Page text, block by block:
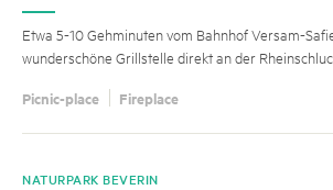
Etwa 5-10 Gehminuten vom Bahnhof Versam-
wunderschöne Grillstelle direkt an der
Picnic-place Fireplace
NATURPARK BEVERIN